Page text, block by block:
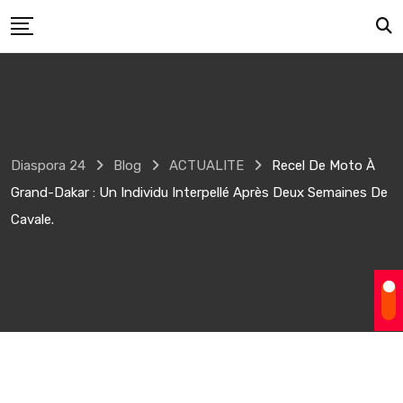
to
Diaspora 24 Blog ACTUALITE
Recel De Moto À
Grand-Dakar : Un Individu Interpellé Après Deux Semaines De
Cavale.